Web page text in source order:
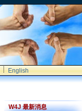
English
W4J 最新消息